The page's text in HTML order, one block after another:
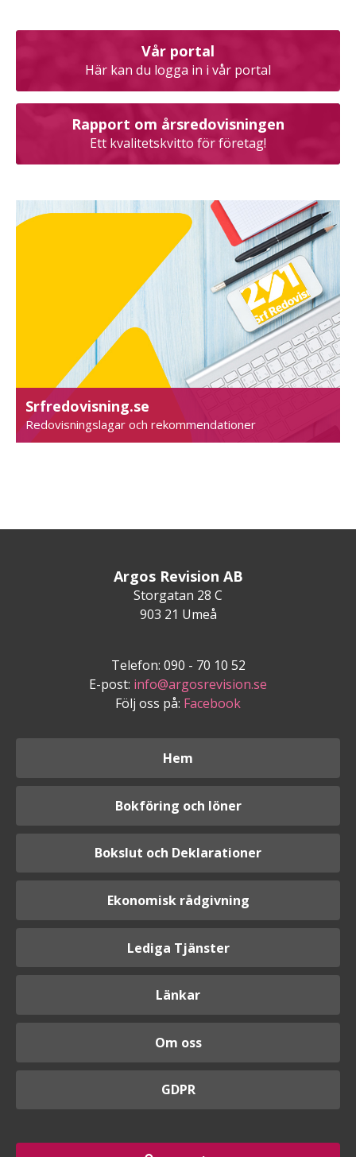
Vår portal
Här kan du logga in i vår portal
Rapport om årsredovisningen
Ett kvalitetskvitto för företag!
Srfredovisning.se
Redovisningslagar och rekommendationer
Argos Revision AB
Storgatan 28 C
903 21 Umeå
Telefon: 090 - 70 10 52
E-post: info@argosrevision.se
Följ oss på: Facebook
Hem
Bokföring och löner
Bokslut och Deklarationer
Ekonomisk rådgivning
Lediga Tjänster
Länkar
Om oss
GDPR